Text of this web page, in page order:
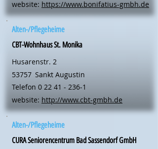
website: https://www.bonifatius-gmbh.de
Alten-/Pflegeheime
CBT-Wohnhaus St. Monika
Husarenstr. 2
53757 Sankt Augustin
Telefon 0 22 41 - 236-1
website: http://www.cbt-gmbh.de
Alten-/Pflegeheime
CURA Seniorencentrum Bad Sassendorf GmbH